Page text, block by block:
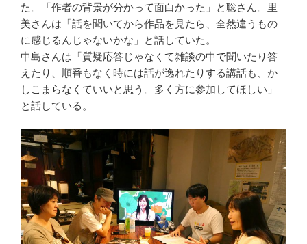
た。「作者の背景が分かって面白かった」と聡さん。里
美さんは「話を聞いてから作品を見たら、全然違うもの
に感じるんじゃないかな」と話していた。
中島さんは「質疑応答じゃなくて雑談の中で聞いたり答
えたり、順番もなく時には話が逸れたりする講話も、か
しこまらなくていいと思う。多く方に参加してほしい」
と話している。